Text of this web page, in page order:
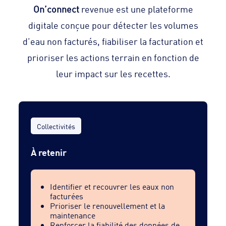
On’connectrevenue est une plateforme
digitale conçue pour détecter les volumes
d’eau non facturés, fiabiliser la facturation et
prioriser les actions terrain en fonction de
leur impact sur les recettes.
Collectivités
À retenir
Identifier et recouvrer les eaux non
facturées
Prioriser le renouvellement et la
maintenance